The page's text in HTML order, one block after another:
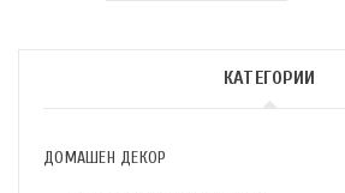
КАТЕГОРИИ
ДОМАШЕН ДЕКОР